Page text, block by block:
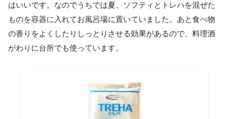
はいいです。なのでうちでは夏、ソフティとトレハを混ぜた
ものを容器に入れてお風呂場に置いていました。あと食べ物
の香りをよくしたりしっとりさせる効果があるので、料理酒
がわりに台所でも使っています。